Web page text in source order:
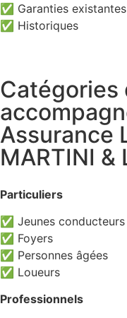
✅ Garanties existantes
✅ Historiques
Catégories
Assurance
MARTINI &
Particuliers
✅ Jeunes conducteurs
✅ Foyers
✅ Personnes âgées
✅ Loueurs
Professionnels